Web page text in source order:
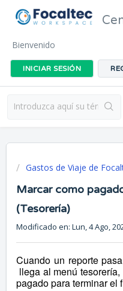
Bienvenido
INICIAR SESIÓN
Gastos de Viaje de
Marcar como
(Tesorería)
Modificado en: Lun, 4 Ago,
Cuando un reporte
llega al menú
pagado para terminar el